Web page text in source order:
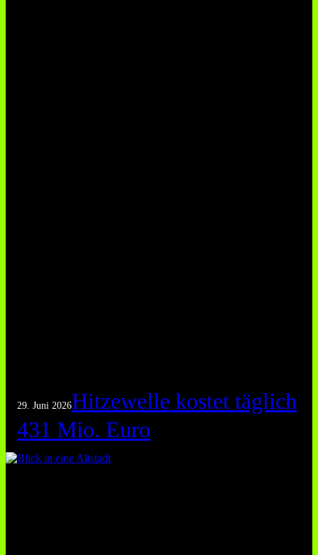
29. Juni 2026Hitzewelle kostet täglich
431 Mio. Euro